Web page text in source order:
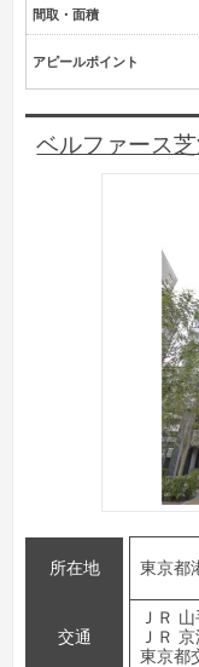
間取・面積
アピールポイント
ベルファース
所在地 東京都
交通
ＪＲ
ＪＲ
東京都